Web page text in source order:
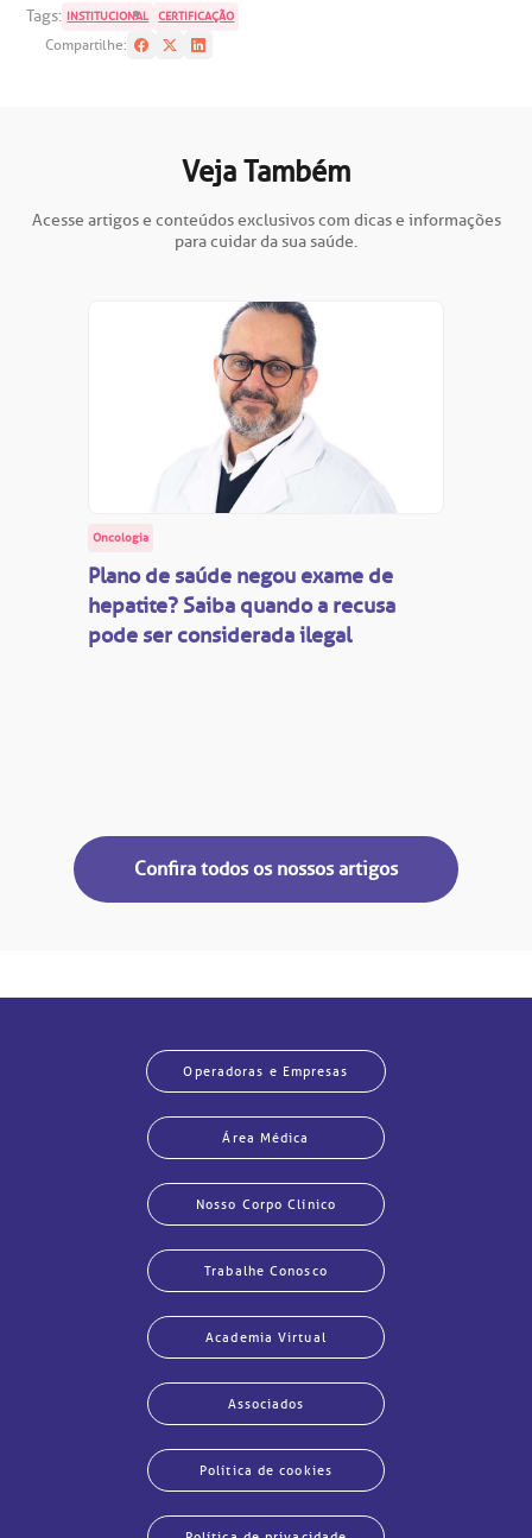
Saiba mais
CEP: 01438-000 | Jardim Paulista
São Paulo - SP
de cuidado
Tags: INSTITUCIONAL CERTIFICAÇÃO
Compartilhe:
Veja Também
Acesse artigos e conteúdos exclusivos com dicas e informações
para cuidar da sua saúde.
Oncologia
Plano de saúde negou exame de
hepatite? Saiba quando a recusa
pode ser considerada ilegal
Confira todos os nossos artigos
Operadoras e Empresas
Área Médica
Nosso Corpo Clínico
Trabalhe Conosco
Academia Virtual
Associados
Política de cookies